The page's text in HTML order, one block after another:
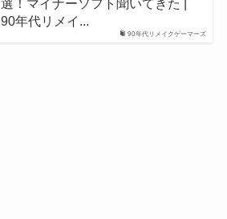
90年代リメイクゲーマーズ
選！マイナーソフト聞いてきた |
90年代リメイ...